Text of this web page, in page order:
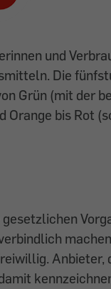
und
Die
Grün (mit der
Orange bis Rot
Anbieter,